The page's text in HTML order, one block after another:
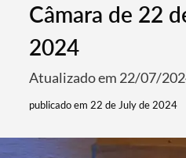
Câmara de 22
2024
Atualizado em 22/07/
publicado em 22 de July de 2024